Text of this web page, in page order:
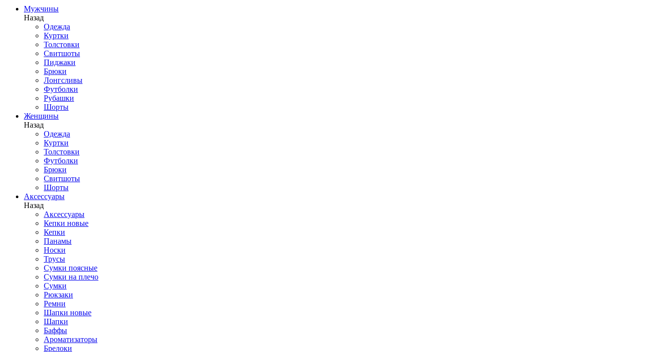
Мужчины
Назад
Одежда
Куртки
Толстовки
Свитшоты
Пиджаки
Брюки
Лонгсливы
Футболки
Рубашки
Шорты
Женщины
Назад
Одежда
Куртки
Толстовки
Футболки
Брюки
Свитшоты
Шорты
Аксессуары
Назад
Аксессуары
Кепки новые
Кепки
Панамы
Носки
Трусы
Сумки поясные
Сумки на плечо
Сумки
Рюкзаки
Ремни
Шапки новые
Шапки
Баффы
Ароматизаторы
Брелоки